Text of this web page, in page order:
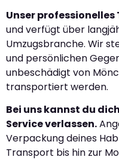
Unser professionelles
und verfügt über
Umzugsbranche. Wir
und persönlichen
unbeschädigt von
transportiert werden.
Bei uns kannst du
Service verlassen.
Verpackung deines
Transport bis hin zur